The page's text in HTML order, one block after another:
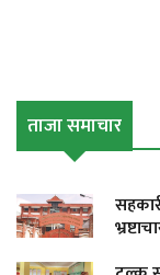
ताजा समाचार